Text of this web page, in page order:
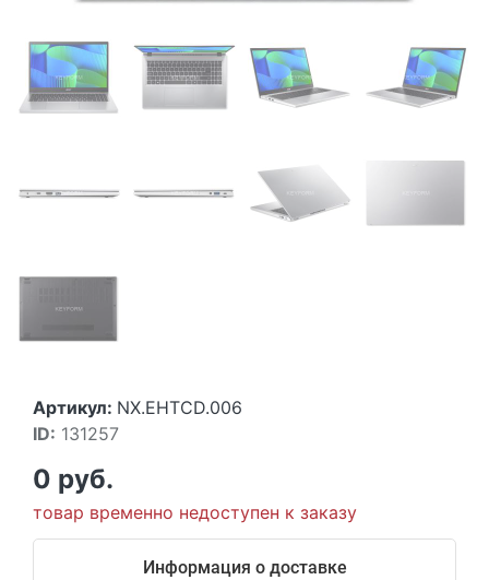
Артикул: NX.EHTCD.006
ID: 131257
0 руб.
товар временно недоступен к заказу
Информация о доставке